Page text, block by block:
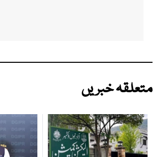
متعلقہ خبریں